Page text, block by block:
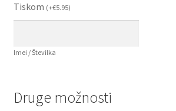
Tiskom (+€5.95)
Imei / Številka
Druge možnosti